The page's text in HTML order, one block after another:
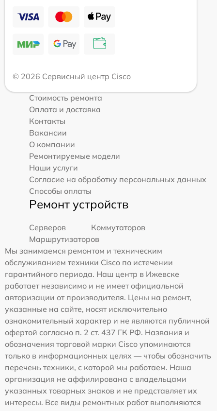
© 2026 Сервисный центр Cisco
Стоимость ремонта
Оплата и доставка
Контакты
Вакансии
О компании
Ремонтируемые модели
Наши услуги
Согласие на обработку персональных данных
Способы оплаты
Ремонт устройств
Серверов
Коммутаторов
Маршрутизаторов
Мы занимаемся ремонтом и техническим
обслуживанием техники Cisco по истечении
гарантийного периода. Наш центр в Ижевске
работает независимо и не имеет официальной
авторизации от производителя. Цены на ремонт,
указанные на сайте, носят исключительно
ознакомительный характер и не являются публичной
офертой согласно п. 2 ст. 437 ГК РФ. Названия и
обозначения торговой марки Cisco упоминаются
только в информационных целях — чтобы обозначить
перечень техники, с которой мы работаем. Наша
организация не аффилирована с владельцами
указанных товарных знаков и не представляет их
интересы. Все виды ремонтных работ выполняются